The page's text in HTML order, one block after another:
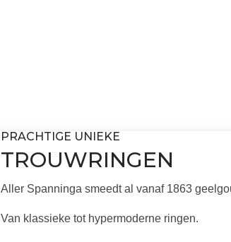
PRACHTIGE UNIEKE
TROUWRINGEN
Aller Spanninga smeedt al vanaf 1863
Van klassieke tot hypermoderne ringen.